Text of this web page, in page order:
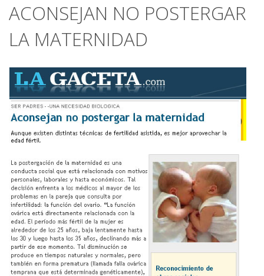
ACONSEJAN NO POSTERGAR
LA MATERNIDAD